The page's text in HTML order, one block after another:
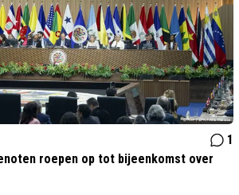
1
roepen op tot bijeenkomst over